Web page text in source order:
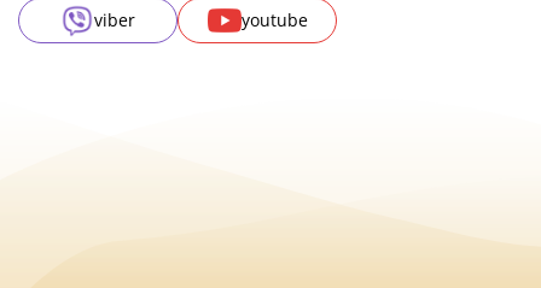
viber
youtube